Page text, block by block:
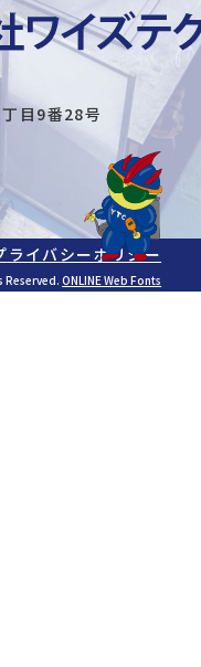
目9番28号
ライバシーポリシー
Reserved.ONLINE Web Fonts